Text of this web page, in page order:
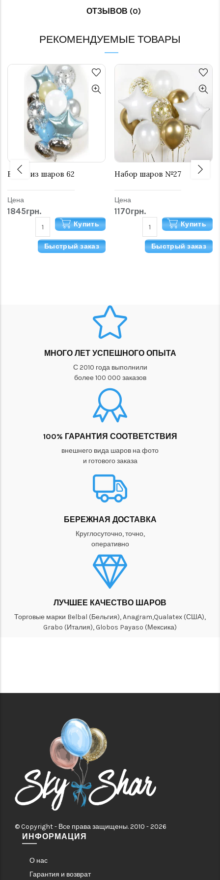
ОТЗЫВОВ (0)
РЕКОМЕНДУЕМЫЕ ТОВАРЫ
Букет из шаров 62
Цена
1845грн.
Купить
Быстрый заказ
Набор шаров №27
Цена
1170грн.
Купить
Быстрый заказ
МНОГО ЛЕТ УСПЕШНОГО ОПЫТА
С 2010 года выполнили
более 100 000 заказов
100% ГАРАНТИЯ СООТВЕТСТВИЯ
внешнего вида шаров на фото
и готового заказа
БЕРЕЖНАЯ ДОСТАВКА
Круглосуточно, точно,
оперативно
ЛУЧШЕЕ КАЧЕСТВО ШАРОВ
Торговые марки Belbal (Бельгия), Anagram,Qualatex (США),
Grabo (Италия), Globos Payaso (Мексика)
© Copyright - Все права защищены. 2010 - 2026
ИНФОРМАЦИЯ
О нас
Гарантия и возврат